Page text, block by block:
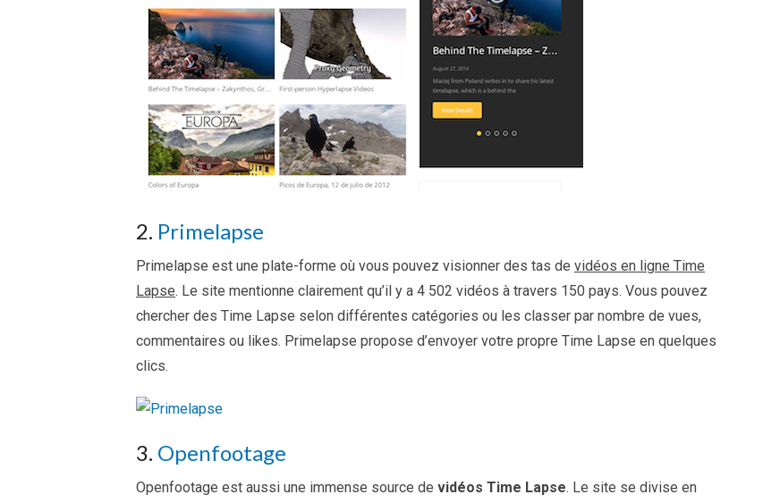
2. Primelapse
Primelapse est une plate-forme où vous pouvez visionner des tas de vidéos en ligne Time
Lapse. Le site mentionne clairement qu’il y a 4 502 vidéos à travers 150 pays. Vous pouvez
chercher des Time Lapse selon différentes catégories ou les classer par nombre de vues,
commentaires ou likes. Primelapse propose d’envoyer votre propre Time Lapse en quelques
clics.
3. Openfootage
Openfootage est aussi une immense source de vidéos Time Lapse. Le site se divise en